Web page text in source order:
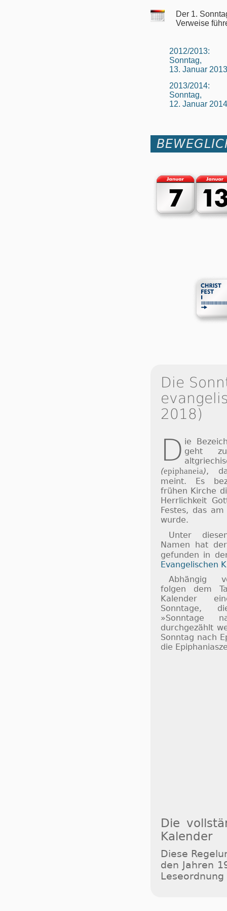
Der 1.
Verweise
2012/2013:
Sonntag,
13. Januar 2013
2013/2014:
Sonntag,
12. Januar 2014
Die
2018)
D ie
geht
(epiphaneia),
meint. Es
frühen Kirche
Herrlichkeit
Festes, das
wurde.
Unter
Namen hat
gefunden in
Evangelischen
Abhängig
folgen dem
Kalender
Sonntage,
»Sonntage
durchgezählt
Sonntag nach
die
Die
Kalender
Diese
den Jahren